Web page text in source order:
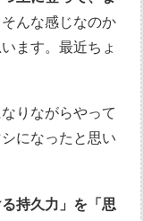
んな感じなのか
ます。最近ちょ
りながらやって
になったと思い
持久力」を「思